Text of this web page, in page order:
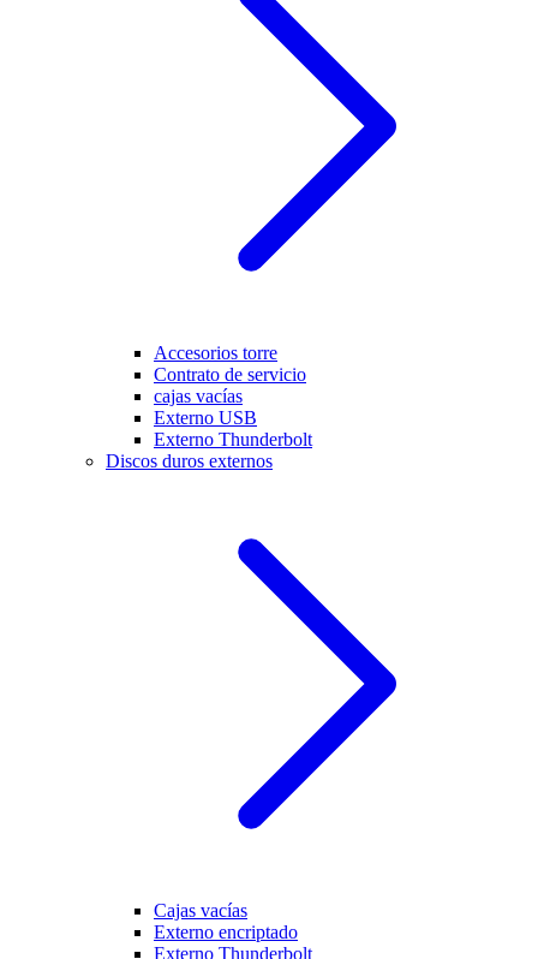
Accesorios torre
Contrato de servicio
cajas vacías
Externo USB
Externo Thunderbolt
Discos duros externos
Cajas vacías
Externo encriptado
Externo Thunderbolt